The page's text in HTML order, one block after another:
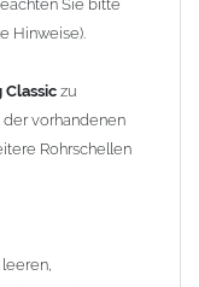
verzinkten
Metalle werden
wenn
Materialien
Aluminium und
Sie bitte
Hinweise).
Classiczu
vorhandenen
Rohrschellen